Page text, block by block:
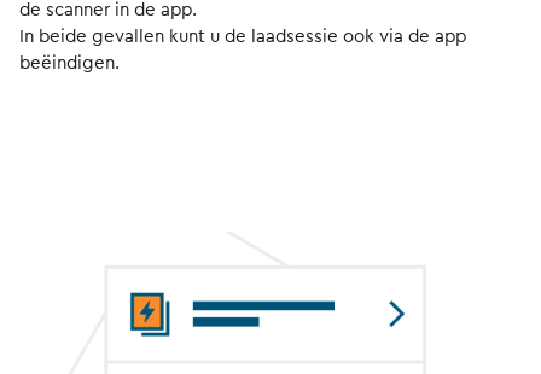
de scanner in de app.
In beide gevallen kunt u de laadsessie ook via de app
beëindigen.